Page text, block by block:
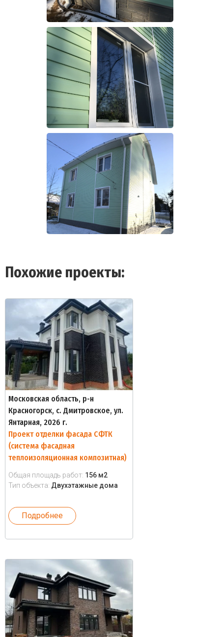
Похожие проекты:
Московская область, р-н
Красногорск, с. Дмитровское, ул.
Янтарная, 2026 г.
Проект отделки фасада СФТК
(система фасадная
теплоизоляционная композитная)
Общая площадь работ: 156 м2
Тип объекта: Двухэтажные дома
Подробнее